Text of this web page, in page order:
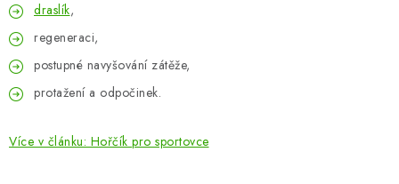
draslík,
regeneraci,
postupné navyšování zátěže,
protažení a odpočinek.
Více v článku: Hořčík pro sportovce